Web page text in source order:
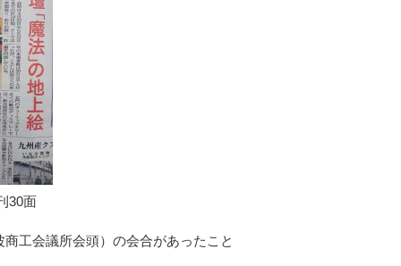
30面
工会議所会頭）の会合があったこと